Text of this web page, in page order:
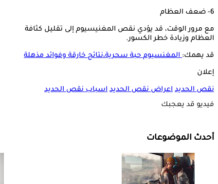
6- ضعف العظام
مع مرور الوقت، قد يؤدي نقص المغنيسيوم إلى تقليل كثافة
العظام وزيادة خطر الكسور.
قد يهمك:المغنسيوم حبة سحرية،نتائج خارقة وفوائد مذهلة
إعلان
نقص الحديد اعراض نقص الحديد اسباب نقص الحديد
فيديو قد يعجبك
أحدث الموضوعات